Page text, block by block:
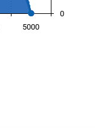
5000
0